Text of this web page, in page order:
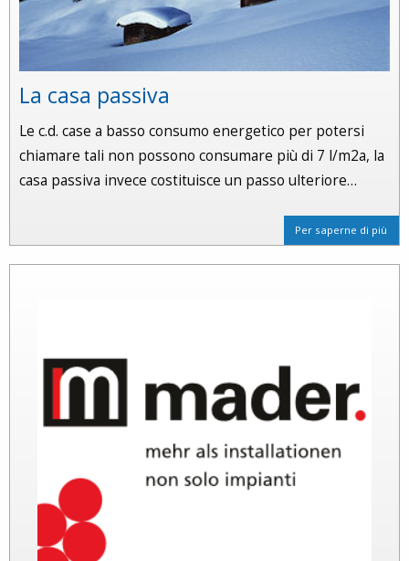
La casa passiva
Le c.d. case a basso consumo energetico per potersi
chiamare tali non possono consumare più di 7 l/m2a, la
casa passiva invece costituisce un passo ulteriore…
Per saperne di più